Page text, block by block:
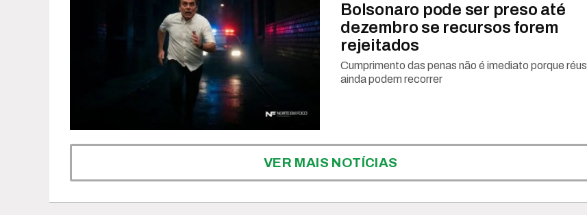
Bolsonaro pode ser preso até
dezembro se recursos forem
rejeitados
Cumprimento das penas não é imediato porque réus
ainda podem recorrer
VER MAIS NOTÍCIAS